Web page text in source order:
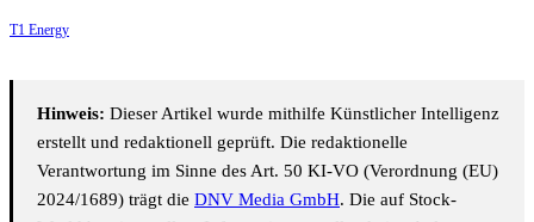
T1 Energy
Hinweis: Dieser Artikel wurde mithilfe Künstlicher Intelligenz
erstellt und redaktionell geprüft. Die redaktionelle
Verantwortung im Sinne des Art. 50 KI-VO (Verordnung (EU)
2024/1689) trägt die DNV Media GmbH. Die auf Stock-